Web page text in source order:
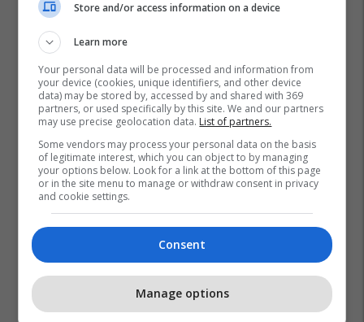
Promo Reklamo këtu
Store and/or access information on a device
Learn more
Your personal data will be processed and information from
your device (cookies, unique identifiers, and other device
data) may be stored by, accessed by and shared with 369
partners, or used specifically by this site. We and our partners
may use precise geolocation data. List of partners.
Some vendors may process your personal data on the basis
of legitimate interest, which you can object to by managing
your options below. Look for a link at the bottom of this page
or in the site menu to manage or withdraw consent in privacy
and cookie settings.
Consent
Manage options